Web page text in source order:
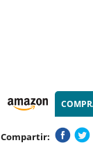
Compartir: